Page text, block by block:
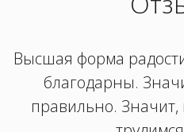
Высшая форма
благодарны.
правильно.